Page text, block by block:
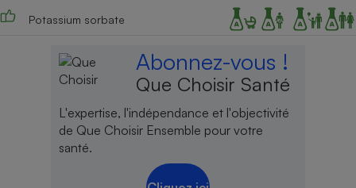
Potassium sorbate
Abonnez-vous !
Que Choisir Santé
L'expertise, l'indépendance et l'objectivité
de Que Choisir Ensemble pour votre
santé.